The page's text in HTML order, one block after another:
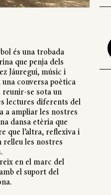
és una trobada
que penja dels
Jáuregui, músic i
conversa poètica
reunir-se sota un
lectures diferents del
a ampliar les nostres
dansa etèria que
que l’altra, reflexiva i
relleu les nostres
en el marc del
el suport del